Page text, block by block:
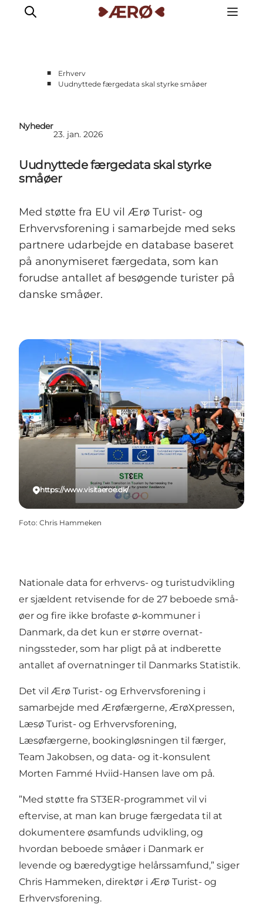
■
Erhverv
■
Uudnyttede færgedata skal styrke småøer
Nyheder
23. jan. 2026
Uudnyttede færgedata skal styrke
småøer
Med støtte fra EU vil Ærø Turist- og
Erhvervsforening i samarbejde med seks
partnere udarbejde en database baseret
på anonymiseret færgedata, som kan
forudse antallet af besøgende turister på
danske småøer.
https://www.visitaeroe.dk/
Foto: Chris Hammeken
Nationale data for erhvervs- og turistudvikling
er sjældent retvisende for de 27 beboede små­
øer og fire ikke brofaste ø-kommuner i
Danmark, da det kun er større overnat­
ningssteder, som har pligt på at indberette
antallet af overnatninger til Danmarks Statistik.
Det vil Ærø Turist- og Erhvervsforening i
samarbejde med Ærøfærgerne, ÆrøXpressen,
Læsø Turist- og Erhvervsforening,
Læsøfærgerne, bookingløsningen til færger,
Team Jakobsen, og data- og it-konsulent
Morten Fammé Hviid-Hansen lave om på.
”Med støtte fra ST3ER-programmet vil vi
eftervise, at man kan bruge færgedata til at
dokum­entere øsamfunds udvikling, og
hvordan beboede småøer i Danmark er
levende og bære­dygtige helårssamfund,” siger
Chris Hammeken, direktør i Ærø Turist- og
Erhvervs­forening.